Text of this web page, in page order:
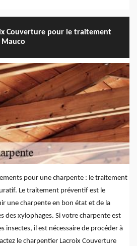
Couverture pour le traitement
pour une charpente : le traitement
Le traitement préventif est le
une charpente en bon état et de la
des xylophages. Si votre charpente est
insectes, il est nécessaire de procéder à
le charpentier Lacroix Couverture